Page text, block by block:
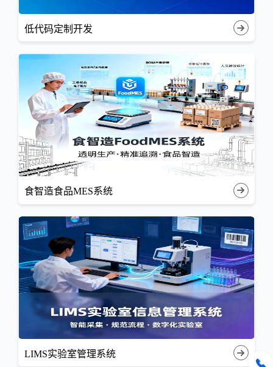
低代码定制开发
食智造食品MES系统
LIMS实验室管理系统